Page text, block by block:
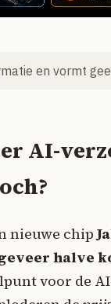
en vormt
AI-
nieuwe chip
halve
voor de